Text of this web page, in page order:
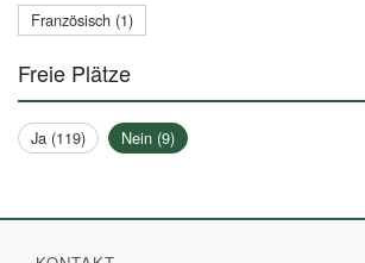
Französisch (1)
Freie Plätze
Ja (119) Nein (9)